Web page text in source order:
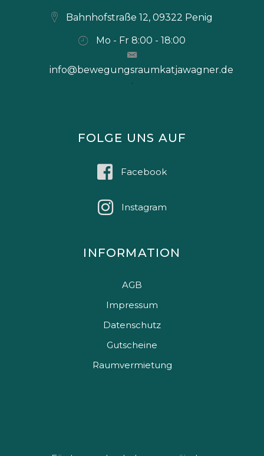
Bahnhofstraße 12, 09322 Penig
Mo - Fr 8:00 - 18:00
info@bewegungsraumkatjawagner.de
FOLGE UNS AUF
Facebook
Instagram
INFORMATION
AGB
Impressum
Datenschutz
Gutscheine
Raumvermietung